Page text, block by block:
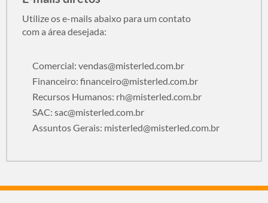
Utilize os e-mails abaixo para um contato
com a área desejada:
Comercial: vendas@misterled.com.br
Financeiro: financeiro@misterled.com.br
Recursos Humanos: rh@misterled.com.br
SAC: sac@misterled.com.br
Assuntos Gerais: misterled@misterled.com.br